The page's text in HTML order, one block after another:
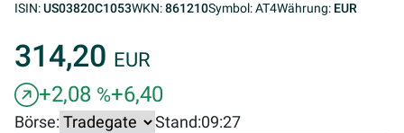
ISIN:US03820C1053WKN:861210Symbol: AT4Währung: EUR
314,20 EUR
+2,08 %+6,40
Börse: Stand:09:27